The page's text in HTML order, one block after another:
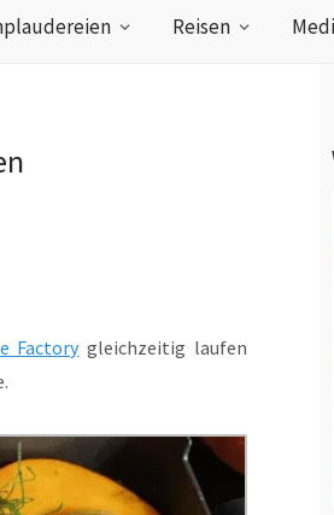
Reisen
Factorygleichzeitig laufen